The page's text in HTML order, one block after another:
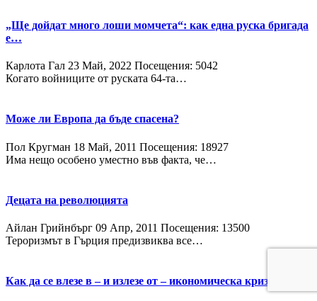
„Ще дойдат много лоши момчета“: как една руска бригада
е…
Карлота Гал 23 Май, 2022 Посещения: 5042
Когато войниците от руската 64-та…
Може ли Европа да бъде спасена?
Пол Кругман 18 Май, 2011 Посещения: 18927
Има нещо особено уместно във факта, че…
Децата на революцията
Айлан Грийнбърг 09 Апр, 2011 Посещения: 13500
Тероризмът в Гърция предизвиква все…
Как да се влезе в – и излезе от – икономическа криза